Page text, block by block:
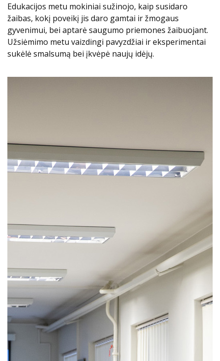
Edukacijos metu mokiniai sužinojo, kaip susidaro
žaibas, kokį poveikį jis daro gamtai ir žmogaus
gyvenimui, bei aptarė saugumo priemones žaibuojant.
Užsiėmimo metu vaizdingi pavyzdžiai ir eksperimentai
sukėlė smalsumą bei įkvėpė naujų idėjų.